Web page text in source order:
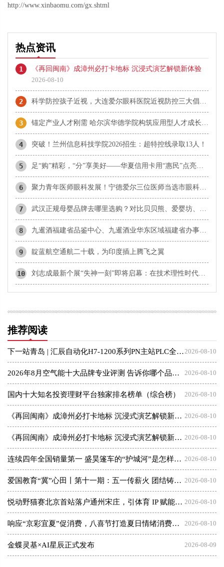
http://www.xinbaomu.com/gx.shtml
热点资讯
1
《再回闽南》成漳州必打卡地标 沉浸式演艺解锁新体验
2026-08-10
2
3
4 突破！兰州信息科技学院2026招生：超特控线录取13人！
5
6
7
8
9 靛蓝航空通航二十载，为印度插上腾飞之翼
10
推荐阅读
2026-08-10
下一站青岛 | 汇辰自动化H7-1200系列PN主站PLC全国巡展南京站圆满举办！
2026-08-10
2026年8月空气能十大品牌专业评测 告诉你哪个品牌更值得选
2026-08-10
国内十大知名投资理财平台独家排名榜单（综合榜）
2026-08-10
《再回闽南》成漳州必打卡地标 沉浸式演艺解锁新体验
2026-08-10
《再回闽南》成漳州必打卡地标 沉浸式演艺解锁新体验
2026-08-10
连续四年全国销量第一 盛昊篷车的“护城河”是怎样建成的
2026-08-10
爱国教育“冀”心田丨第十一期：五一传薪火 团结铸丰碑
2026-08-10
悦动野猫赛北京首站落户通州宋庄，引体育 IP 赋能艺术小镇，探索文旅融合全新模式
2026-08-10
响应“京彩宜夏”促消费，八喜节打造夏日情绪消费新场景
2026-08-09
金蝶灵基×AI星辰正式发布